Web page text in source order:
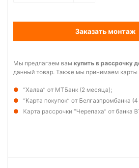
Заказать монтаж
Мы предлагаем вам купить в рассрочку
данный товар. Также мы принимаем карты
“Халва” от МТБанк (2 месяца);
“Карта покупок” от Белгазпромбанка
Карта рассрочки “Черепаха” от банка